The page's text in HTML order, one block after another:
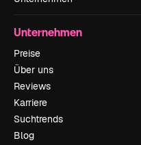
Unternehmen
Preise
Über uns
Reviews
Karriere
Suchtrends
Blog